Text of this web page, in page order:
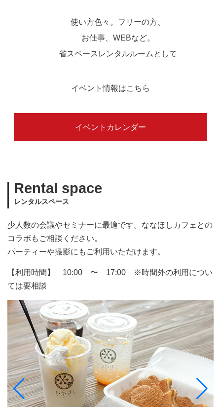
使い方色々。フリーの方、
お仕事、WEBなど。
省スペースレンタルルームとして
イベント情報はこちら
イベントカレンダー
Rental space
レンタルスペース
少人数の会議やセミナーに最適です。ななほしカフェとの
コラボもご相談ください。
パーティーや撮影にもご利用いただけます。
【利用時間】 10:00 〜 17:00 ※時間外の利用につい
ては要相談